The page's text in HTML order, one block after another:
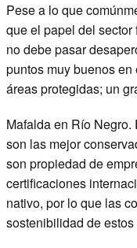
Pese a lo que
que el papel del
no debe pasar
puntos muy buenos
áreas protegidas; un
Mafalda en Río
son las mejor
son propiedad de
certificaciones
nativo, por lo que las
sostenibilidad de